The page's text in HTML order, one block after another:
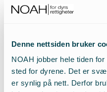
Denne nettsiden bruker
NOAH jobber hele tiden
sted for dyrene. Det er
er synlig på nett. Derfor
lite med tanke på
og for å
spisevaner…»
– FNs klimapanel